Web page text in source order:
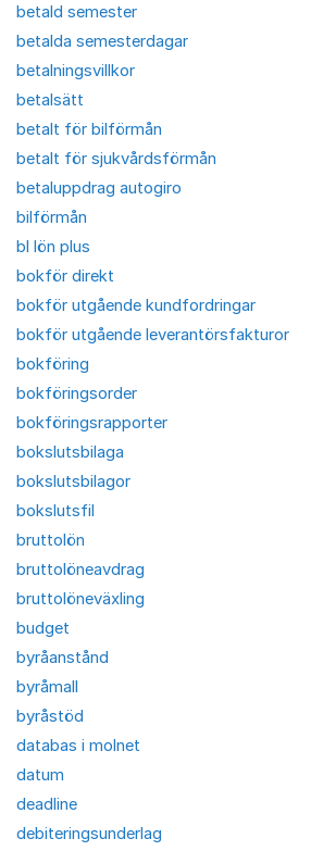
betald semester
betalda semesterdagar
betalningsvillkor
betalsätt
betalt för bilförmån
betalt för sjukvårdsförmån
betaluppdrag autogiro
bilförmån
bl lön plus
bokför direkt
bokför utgående kundfordringar
bokför utgående leverantörsfakturor
bokföring
bokföringsorder
bokföringsrapporter
bokslutsbilaga
bokslutsbilagor
bokslutsfil
bruttolön
bruttolöneavdrag
bruttolöneväxling
budget
byråanstånd
byråmall
byråstöd
databas i molnet
datum
deadline
debiteringsunderlag